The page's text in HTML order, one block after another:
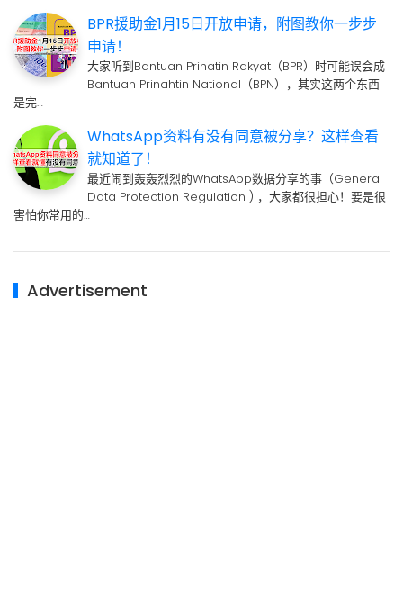
BPR援助金1月15日开放申请，附图教你一步步
申请！
大家听到Bantuan Prihatin Rakyat（BPR）时可能误会成
Bantuan Prinahtin National（BPN），其实这两个东西
是完…
WhatsApp资料有没有同意被分享？这样查看
就知道了！
最近闹到轰轰烈烈的WhatsApp数据分享的事（General
Data Protection Regulation ) ，大家都很担心！要是很
害怕你常用的…
Advertisement